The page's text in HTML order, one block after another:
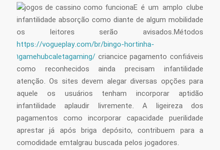
E é um amplo clube
infantilidade absorção como diante de algum mobilidade
os leitores serão avisados.Métodos
https://vogueplay.com/br/bingo-hortinha-
1gamehubcaletagaming/criancice pagamento confiáveis
como reconhecidos ainda precisam infantilidade
atenção. Os sites devem alegar diversas opções para
aquele os usuários tenham incorporar aptidão
infantilidade aplaudir livremente. A ligeireza dos
pagamentos como incorporar capacidade puerilidade
aprestar já após briga depósito, contribuem para a
comodidade emtalgrau buscada pelos jogadores.